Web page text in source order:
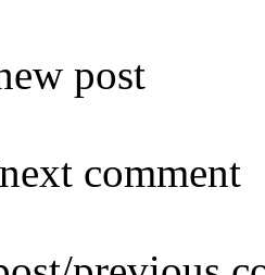
post
comment